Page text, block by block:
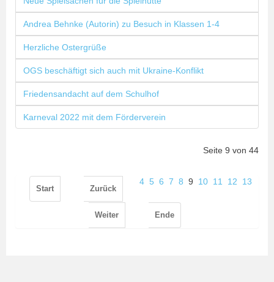
Andrea Behnke (Autorin) zu Besuch in Klassen 1-4
Herzliche Ostergrüße
OGS beschäftigt sich auch mit Ukraine-Konflikt
Friedensandacht auf dem Schulhof
Karneval 2022 mit dem Förderverein
Seite 9 von 44
Start Zurück
4 5 6 7 8 9 10 11 12 13
Weiter Ende